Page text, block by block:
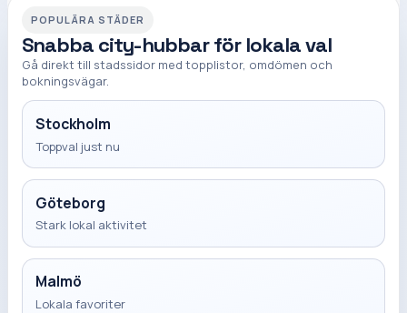
POPULÄRA STÄDER
Snabba city-hubbar för lokala val
Gå direkt till stadssidor med topplistor, omdömen och
bokningsvägar.
Stockholm
Toppval just nu
Göteborg
Stark lokal aktivitet
Malmö
Lokala favoriter